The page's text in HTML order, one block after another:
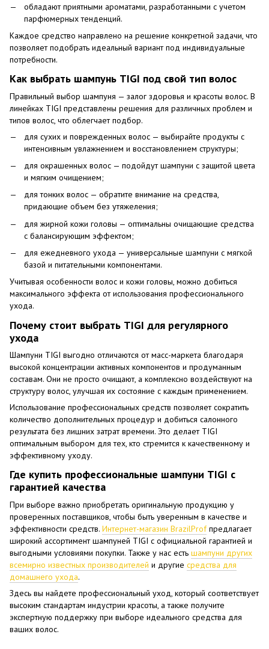
обладают приятными ароматами, разработанными с учетом
парфюмерных тенденций.
Каждое средство направлено на решение конкретной задачи, что
позволяет подобрать идеальный вариант под индивидуальные
потребности.
Как выбрать шампунь TIGI под свой тип волос
Правильный выбор шампуня — залог здоровья и красоты волос. В
линейках TIGI представлены решения для различных проблем и
типов волос, что облегчает подбор.
для сухих и поврежденных волос — выбирайте продукты с
интенсивным увлажнением и восстановлением структуры;
для окрашенных волос — подойдут шампуни с защитой цвета
и мягким очищением;
для тонких волос — обратите внимание на средства,
придающие объем без утяжеления;
для жирной кожи головы — оптимальны очищающие средства
с балансирующим эффектом;
для ежедневного ухода — универсальные шампуни с мягкой
базой и питательными компонентами.
Учитывая особенности волос и кожи головы, можно добиться
максимального эффекта от использования профессионального
ухода.
Почему стоит выбрать TIGI для регулярного
ухода
Шампуни TIGI выгодно отличаются от масс-маркета благодаря
высокой концентрации активных компонентов и продуманным
составам. Они не просто очищают, а комплексно воздействуют на
структуру волос, улучшая их состояние с каждым применением.
Использование профессиональных средств позволяет сократить
количество дополнительных процедур и добиться салонного
результата без лишних затрат времени. Это делает TIGI
оптимальным выбором для тех, кто стремится к качественному и
эффективному уходу.
Где купить профессиональные шампуни TIGI с
гарантией качества
При выборе важно приобретать оригинальную продукцию у
проверенных поставщиков, чтобы быть уверенным в качестве и
эффективности средств. Интернет-магазин BrazilProfпредлагает
широкий ассортимент шампуней TIGI с официальной гарантией и
выгодными условиями покупки. Также у нас есть шампуни других
всемирно известных производителей и другие средства для
домашнего ухода.
Здесь вы найдете профессиональный уход, который соответствует
высоким стандартам индустрии красоты, а также получите
экспертную поддержку при выборе идеального средства для
ваших волос.